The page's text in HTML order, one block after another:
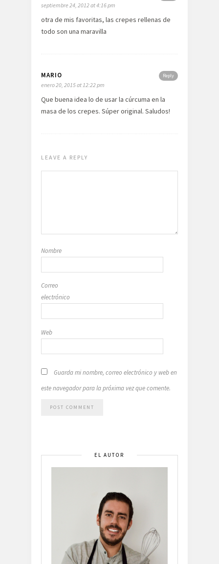
septiembre 24, 2012 at 4:16 pm
otra de mis favoritas, las crepes rellenas de
todo son una maravilla
Reply
MARIO
enero 20, 2015 at 12:22 pm
Que buena idea lo de usar la cúrcuma en la
masa de los crepes. Súper original. Saludos!
LEAVE A REPLY
Nombre
Correo
electrónico
Web
Guarda mi nombre, correo electrónico y web en
este navegador para la próxima vez que comente.
EL AUTOR